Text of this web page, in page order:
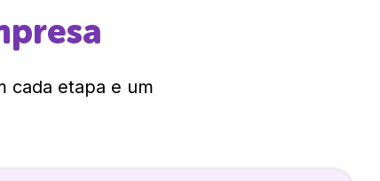
cada etapa e um